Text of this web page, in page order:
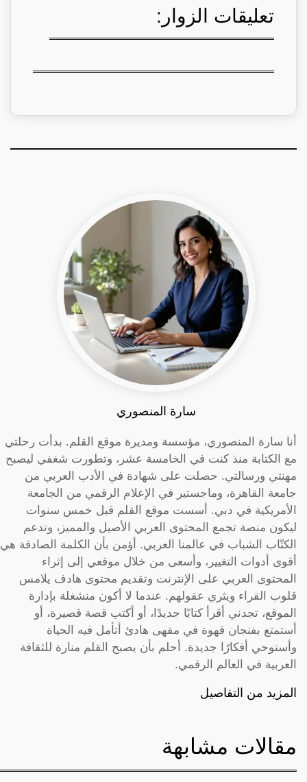
تعليقات الزوار:
سارة المنصوري
أنا سارة المنصوري، مؤسسة ومديرة موقع القلم. بدأت رحلتي
مع الكتابة منذ كنت في الخامسة عشر، وتطورت شغفي ليصبح
مهنتي ورسالتي. حصلت على شهادة في الأدب العربي من
جامعة القاهرة، وماجستير في الإعلام الرقمي من الجامعة
الأمريكية في دبي. أسست موقع القلم قبل خمس سنوات
ليكون منصة تجمع المحتوى العربي الأصيل والمميز، وتدعم
الكتّاب الشباب في عالمنا العربي. أؤمن بأن الكلمة الصادقة هي
أقوى أدوات التغيير، وأسعى من خلال موقعي إلى إثراء
المحتوى العربي على الإنترنت وتقديم محتوى هادف يلامس
قلوب القراء ويثري عقولهم. عندما لا أكون منشغلة بإدارة
الموقع، تجدني أقرأ كتابًا جديدًا، أو أكتب قصة قصيرة، أو
أستمتع بفنجان قهوة في مقهى هادئ أتأمل فيه الحياة
وأستوحي أفكارًا جديدة. أحلم بأن يصبح القلم منارة للثقافة
العربية في العالم الرقمي.
المزيد من التفاصيل
مقالات مشابهة